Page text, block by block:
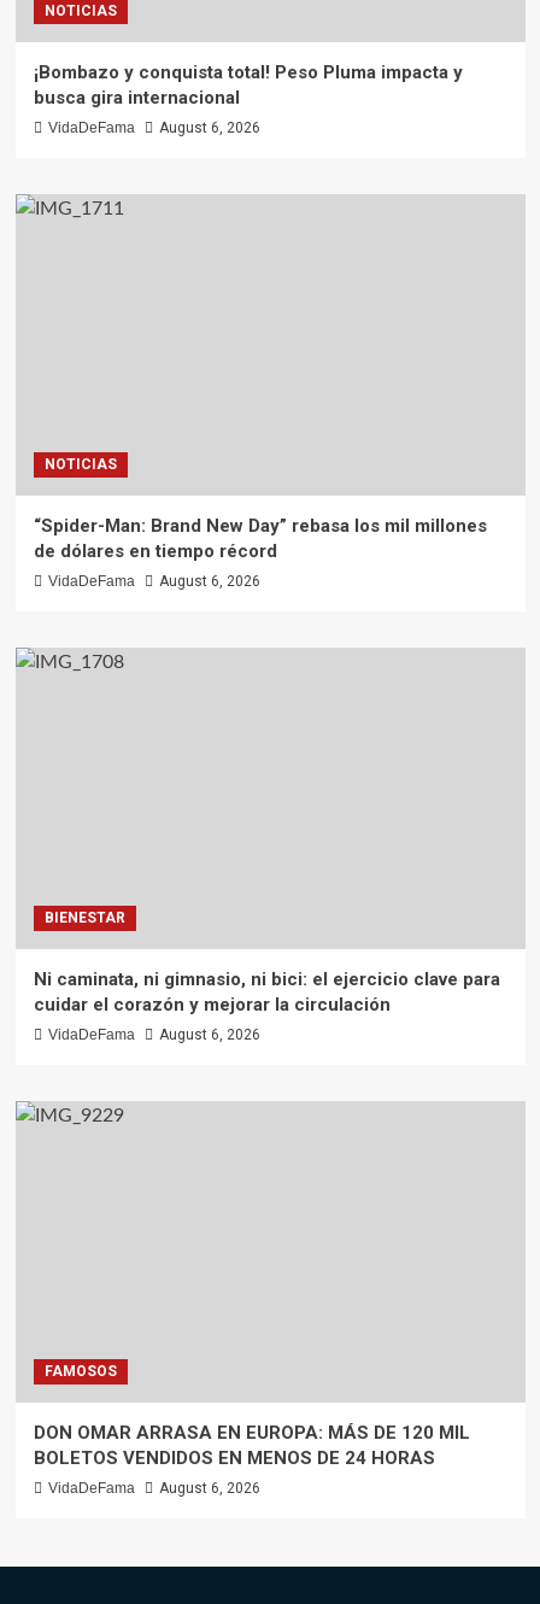
NOTICIAS
¡Bombazo y conquista total! Peso Pluma impacta y
busca gira internacional
VidaDeFama August 6, 2026
NOTICIAS
“Spider-Man: Brand New Day” rebasa los mil millones
de dólares en tiempo récord
VidaDeFama August 6, 2026
BIENESTAR
Ni caminata, ni gimnasio, ni bici: el ejercicio clave para
cuidar el corazón y mejorar la circulación
VidaDeFama August 6, 2026
FAMOSOS
DON OMAR ARRASA EN EUROPA: MÁS DE 120 MIL
BOLETOS VENDIDOS EN MENOS DE 24 HORAS
VidaDeFama August 6, 2026